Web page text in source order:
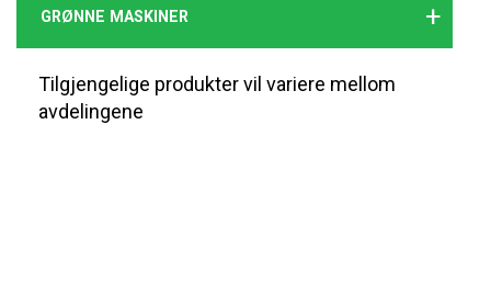
GRØNNE MASKINER +
Tilgjengelige produkter vil variere mellom
avdelingene